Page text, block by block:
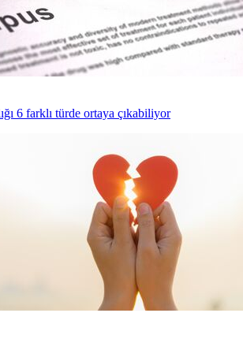
6 farklı türde ortaya çıkabiliyor